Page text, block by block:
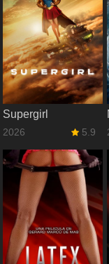
Supergirl
2026 5.9